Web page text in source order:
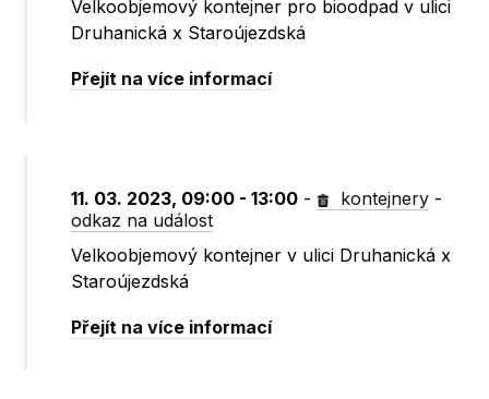
Velkoobjemový kontejner pro bioodpad v ulici
Druhanická x Staroújezdská
Přejít na více informací
11. 03. 2023, 09:00 - 13:00 - kontejnery -
odkaz na událost
Velkoobjemový kontejner v ulici Druhanická x
Staroújezdská
Přejít na více informací